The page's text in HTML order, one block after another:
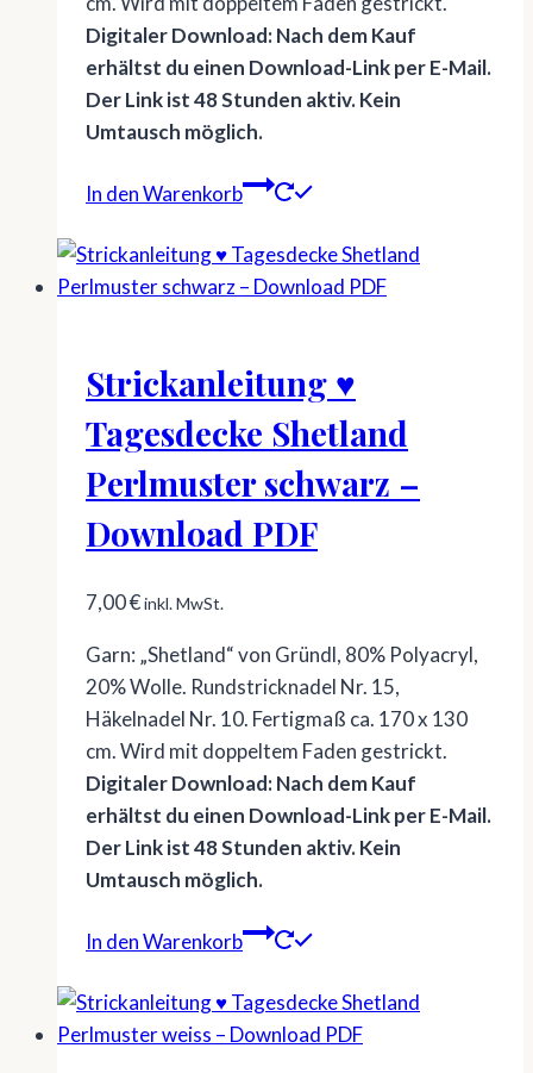
Digitaler Download: Nach dem Kauf
erhältst du einen Download-Link per E-Mail.
Der Link ist 48 Stunden aktiv. Kein
Umtausch möglich.
In den Warenkorb
Strickanleitung ♥
Tagesdecke Shetland
Perlmuster schwarz –
Download PDF
7,00€inkl. MwSt.
Garn: „Shetland“ von Gründl, 80% Polyacryl,
20% Wolle. Rundstricknadel Nr. 15,
Häkelnadel Nr. 10. Fertigmaß ca. 170 x 130
cm. Wird mit doppeltem Faden gestrickt.
Digitaler Download: Nach dem Kauf
erhältst du einen Download-Link per E-Mail.
Der Link ist 48 Stunden aktiv. Kein
Umtausch möglich.
In den Warenkorb